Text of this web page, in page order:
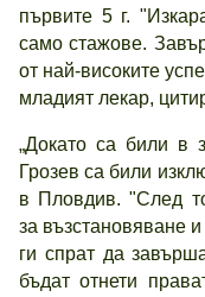
първите 5 г.
само стажове.
от най-високите
младият лекар,
„Докато са били в
Грозев са били
в Пловдив. "След
за възстановяване
ги спрат да
бъдат отнети